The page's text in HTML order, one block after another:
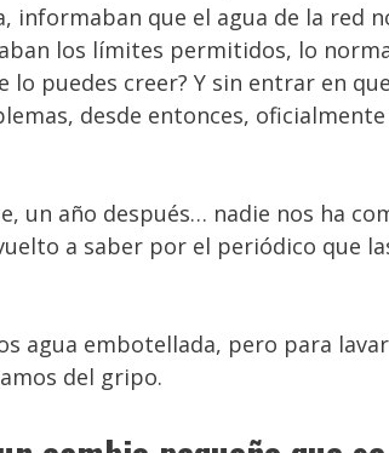
informaban que el agua de la red
los límites permitidos, lo
lo puedes creer? Y sin entrar en
desde entonces,
un año después… nadie nos ha
a saber por el periódico que
agua embotellada, pero para
del gripo.